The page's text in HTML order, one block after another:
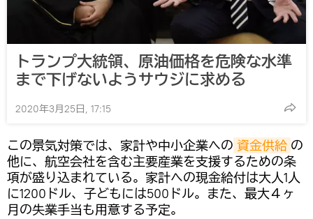
トランプ大統領、原油価格を危険な水準
まで下げないようサウジに求める
2020年3月25日, 17:15
この景気対策では、家計や中小企業への 資金供給 の
他に、航空会社を含む主要産業を支援するための条
項が盛り込まれている。家計への現金給付は大人1人
に1200ドル、子どもには500ドル。また、最大４ヶ
月の失業手当も用意する予定。